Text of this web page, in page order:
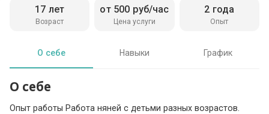
Возраст
17 лет
Цена услуги
от 500 руб/час
Опыт
2 года
О себе Навыки График
О себе
Опыт работы Работа няней с детьми разных возрастов.